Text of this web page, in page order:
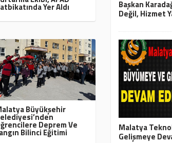
Yer Aldı
Büyükşehir
Deprem Ve
Bilinci Eğitimi
Başkan
Değil, Hizmet
Malatya
Gelişmeye